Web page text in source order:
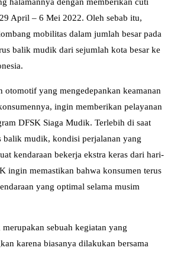
halamannya dengan memberikan cuti
April – 6 Mei 2022. Oleh sebab itu,
mobilitas dalam jumlah besar pada
balik mudik dari sejumlah kota besar ke
otomotif yang mengedepankan keamanan
ingin memberikan pelayanan
DFSK Siaga Mudik. Terlebih di saat
balik mudik, kondisi perjalanan yang
kendaraan bekerja ekstra keras dari hari-
ingin memastikan bahwa konsumen terus
yang optimal selama musim
sebuah kegiatan yang
karena biasanya dilakukan bersama